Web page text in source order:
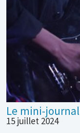
Le mini-
15 juillet 2024